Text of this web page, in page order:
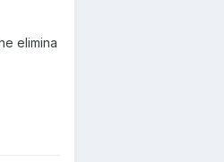
elimina